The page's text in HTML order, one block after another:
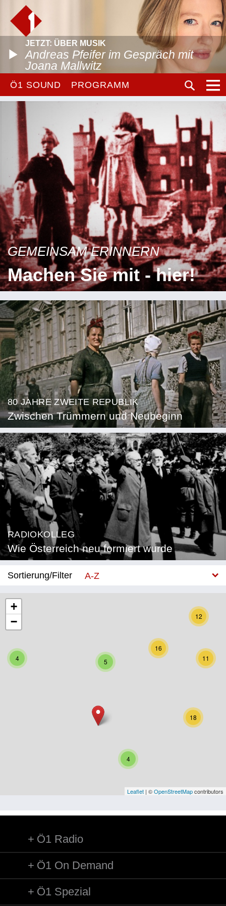
JETZT: ÜBER MUSIK
Andreas Pfeifer im Gespräch mit
Joana Mallwitz
Ö1 SOUND PROGRAMM
GEMEINSAM ERINNERN
Machen Sie mit - hier!
80 JAHRE ZWEITE REPUBLIK
Zwischen Trümmern und Neubeginn
RADIOKOLLEG
Wie Österreich neu formiert wurde
Sortierung/Filter
A-Z
Kärnten
Oberösterreich
Salzburg
Vorarlberg
Besatzungsmächte
Frauen, Mütter, Kinder
4
5
12
16
11
18
4
+
−
Leaflet | ©OpenStreetMapcontributors
Ö1 Radio
Ö1 On Demand
Ö1 Spezial